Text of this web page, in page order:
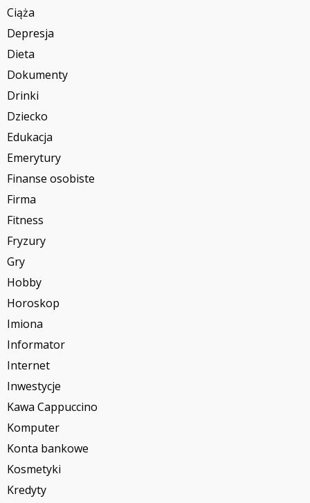
Ciąża
Depresja
Dieta
Dokumenty
Drinki
Dziecko
Edukacja
Emerytury
Finanse osobiste
Firma
Fitness
Fryzury
Gry
Hobby
Horoskop
Imiona
Informator
Internet
Inwestycje
Kawa Cappuccino
Komputer
Konta bankowe
Kosmetyki
Kredyty